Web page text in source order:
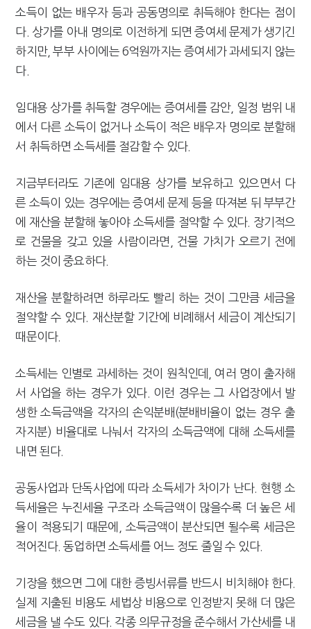
소득이 없는 배우자 등과 공동명의로 취득해야 한다는 점이
다. 상가를 아내 명의로 이전하게 되면 증여세 문제가 생기긴
하지만, 부부 사이에는 6억원까지는 증여세가 과세되지 않는
다.
임대용 상가를 취득할 경우에는 증여세를 감안, 일정 범위 내
에서 다른 소득이 없거나 소득이 적은 배우자 명의로 분할해
서 취득하면 소득세를 절감할 수 있다.
지금부터라도 기존에 임대용 상가를 보유하고 있으면서 다
른 소득이 있는 경우에는 증여세 문제 등을 따져본 뒤 부부간
에 재산을 분할해 놓아야 소득세를 절약할 수 있다. 장기적으
로 건물을 갖고 있을 사람이라면, 건물 가치가 오르기 전에
하는 것이 중요하다.
재산을 분할하려면 하루라도 빨리 하는 것이 그만큼 세금을
절약할 수 있다. 재산분할 기간에 비례해서 세금이 계산되기
때문이다.
소득세는 인별로 과세하는 것이 원칙인데, 여러 명이 출자해
서 사업을 하는 경우가 있다. 이런 경우는 그 사업장에서 발
생한 소득금액을 각자의 손익분배(분배비율이 없는 경우 출
자지분) 비율대로 나눠서 각자의 소득금액에 대해 소득세를
내면 된다.
공동사업과 단독사업에 따라 소득세가 차이가 난다. 현행 소
득세율은 누진세율 구조라 소득금액이 많을수록 더 높은 세
율이 적용되기 때문에, 소득금액이 분산되면 될수록 세금은
적어진다. 동업하면 소득세를 어느 정도 줄일 수 있다.
기장을 했으면 그에 대한 증빙서류를 반드시 비치해야 한다.
실제 지출된 비용도 세법상 비용으로 인정받지 못해 더 많은
세금을 낼 수도 있다. 각종 의무규정을 준수해서 가산세를 내